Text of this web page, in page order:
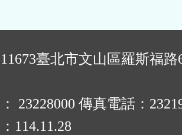
臺北市文山區羅斯福路
23228000 傳真電話：
114.11.28